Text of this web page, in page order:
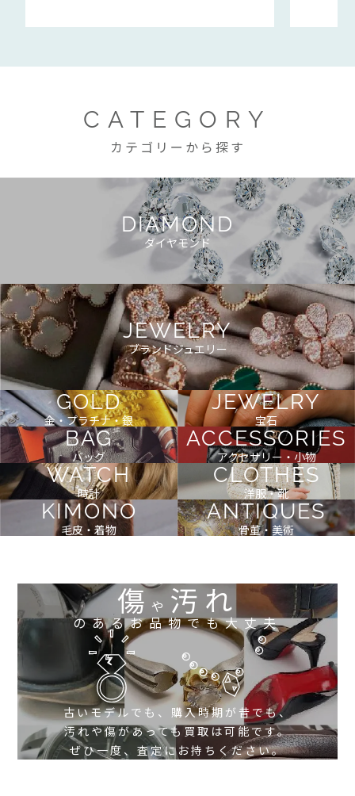
CATEGORY
カテゴリーから探す
DIAMOND
ダイヤモンド
JEWELRY
ブランドジュエリー
GOLD
金・プラチナ・銀
JEWELRY
宝石
BAG
バッグ
ACCESSORIES
アクセサリー・小物
WATCH
時計
CLOTHES
洋服・靴
KIMONO
毛皮・着物
ANTIQUES
骨董・美術
傷や 汚れ
のあるお品物でも大丈夫
古いモデルでも、購入時期が昔でも、
汚れや傷があっても買取は可能です。
ぜひ一度、査定にお持ちください。